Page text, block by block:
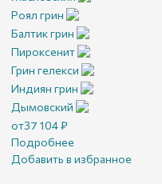
Роял грин
Балтик грин
Пироксенит
Грин гелекси
Индиян грин
Дымовский
от37 104₽
Подробнее
Добавить в избранное